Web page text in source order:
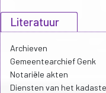
Literatuur
Archieven
Gemeentearchief Genk
Notariële akten
Diensten van het